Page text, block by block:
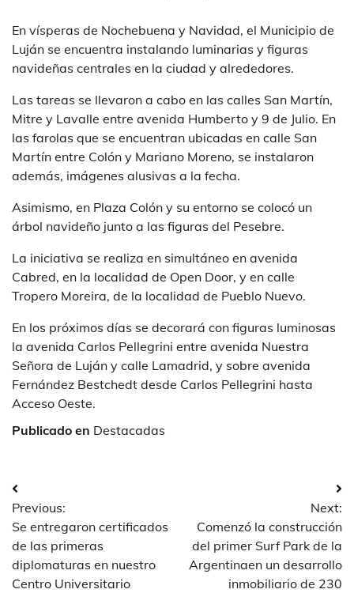
En vísperas de Nochebuena y Navidad, el Municipio de
Luján se encuentra instalando luminarias y figuras
navideñas centrales en la ciudad y alrededores.
Las tareas se llevaron a cabo en las calles San Martín,
Mitre y Lavalle entre avenida Humberto y 9 de Julio. En
las farolas que se encuentran ubicadas en calle San
Martín entre Colón y Mariano Moreno, se instalaron
además, imágenes alusivas a la fecha.
Asimismo, en Plaza Colón y su entorno se colocó un
árbol navideño junto a las figuras del Pesebre.
La iniciativa se realiza en simultáneo en avenida
Cabred, en la localidad de Open Door, y en calle
Tropero Moreira, de la localidad de Pueblo Nuevo.
En los próximos días se decorará con figuras luminosas
la avenida Carlos Pellegrini entre avenida Nuestra
Señora de Luján y calle Lamadrid, y sobre avenida
Fernández Bestchedt desde Carlos Pellegrini hasta
Acceso Oeste.
Publicado en Destacadas
Navegación
de
entradas
Previous:
Se entregaron certificados
de las primeras
diplomaturas en nuestro
Centro Universitario
Next:
Comenzó la construcción
del primer Surf Park de la
Argentinaen un desarrollo
inmobiliario de 230